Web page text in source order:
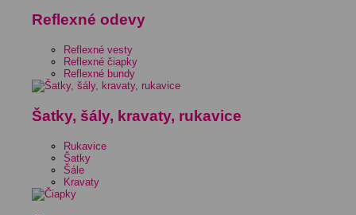
Reflexné odevy
Reflexné vesty
Reflexné čiapky
Reflexné bundy
Šatky, šály, kravaty, rukavice
Rukavice
Šatky
Šále
Kravaty